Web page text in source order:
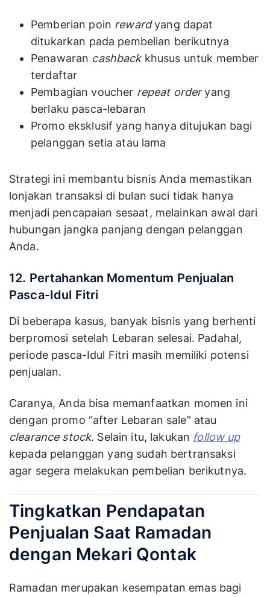
Pemberian poin rewardyang dapat
ditukarkan pada pembelian berikutnya
Penawaran cashbackkhusus untuk member
terdaftar
Pembagian voucher repeat orderyang
berlaku pasca-lebaran
Promo eksklusif yang hanya ditujukan bagi
pelanggan setia atau lama
Strategi ini membantu bisnis Anda memastikan
lonjakan transaksi di bulan suci tidak hanya
menjadi pencapaian sesaat, melainkan awal dari
hubungan jangka panjang dengan pelanggan
Anda.
12. Pertahankan Momentum Penjualan
Pasca-Idul Fitri
Di beberapa kasus, banyak bisnis yang berhenti
berpromosi setelah Lebaran selesai. Padahal,
periode pasca-Idul Fitri masih memiliki potensi
penjualan.
Caranya, Anda bisa memanfaatkan momen ini
dengan promo “after Lebaran sale” atau
clearance stock. Selain itu, lakukan follow up
kepada pelanggan yang sudah bertransaksi
agar segera melakukan pembelian berikutnya.
Tingkatkan Pendapatan
Penjualan Saat Ramadan
dengan Mekari Qontak
Ramadan merupakan kesempatan emas bagi